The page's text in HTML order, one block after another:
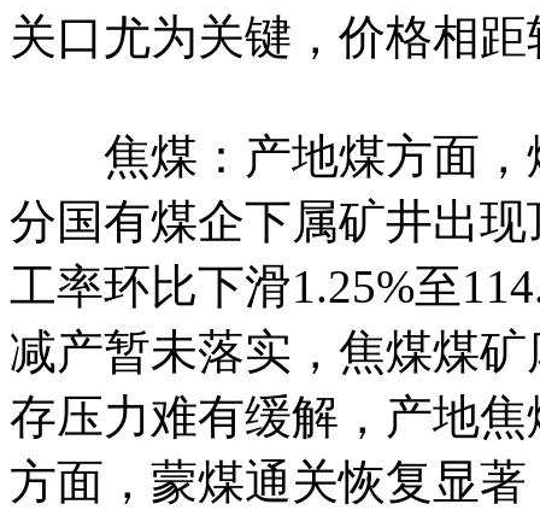
关口尤为关键，价格相
焦煤：产地煤方面，
分国有煤企下属矿井出
工率环比下滑1.25%至
减产暂未落实，焦煤煤
存压力难有缓解，产地
方面，蒙煤通关恢复显